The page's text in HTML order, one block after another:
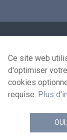
Ce site web
d'optimiser
cookies
requise. Plus